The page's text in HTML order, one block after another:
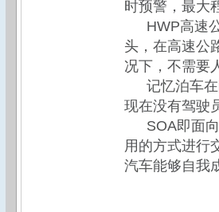
时预警，最大
HWP高速
头，在高速公
况下，不需要
记忆泊车
现在没有驾驶
SOA即面
用的方式进行
汽车能够自我